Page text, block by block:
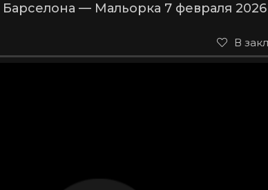
— Мальорка 7 февраля 2026
В